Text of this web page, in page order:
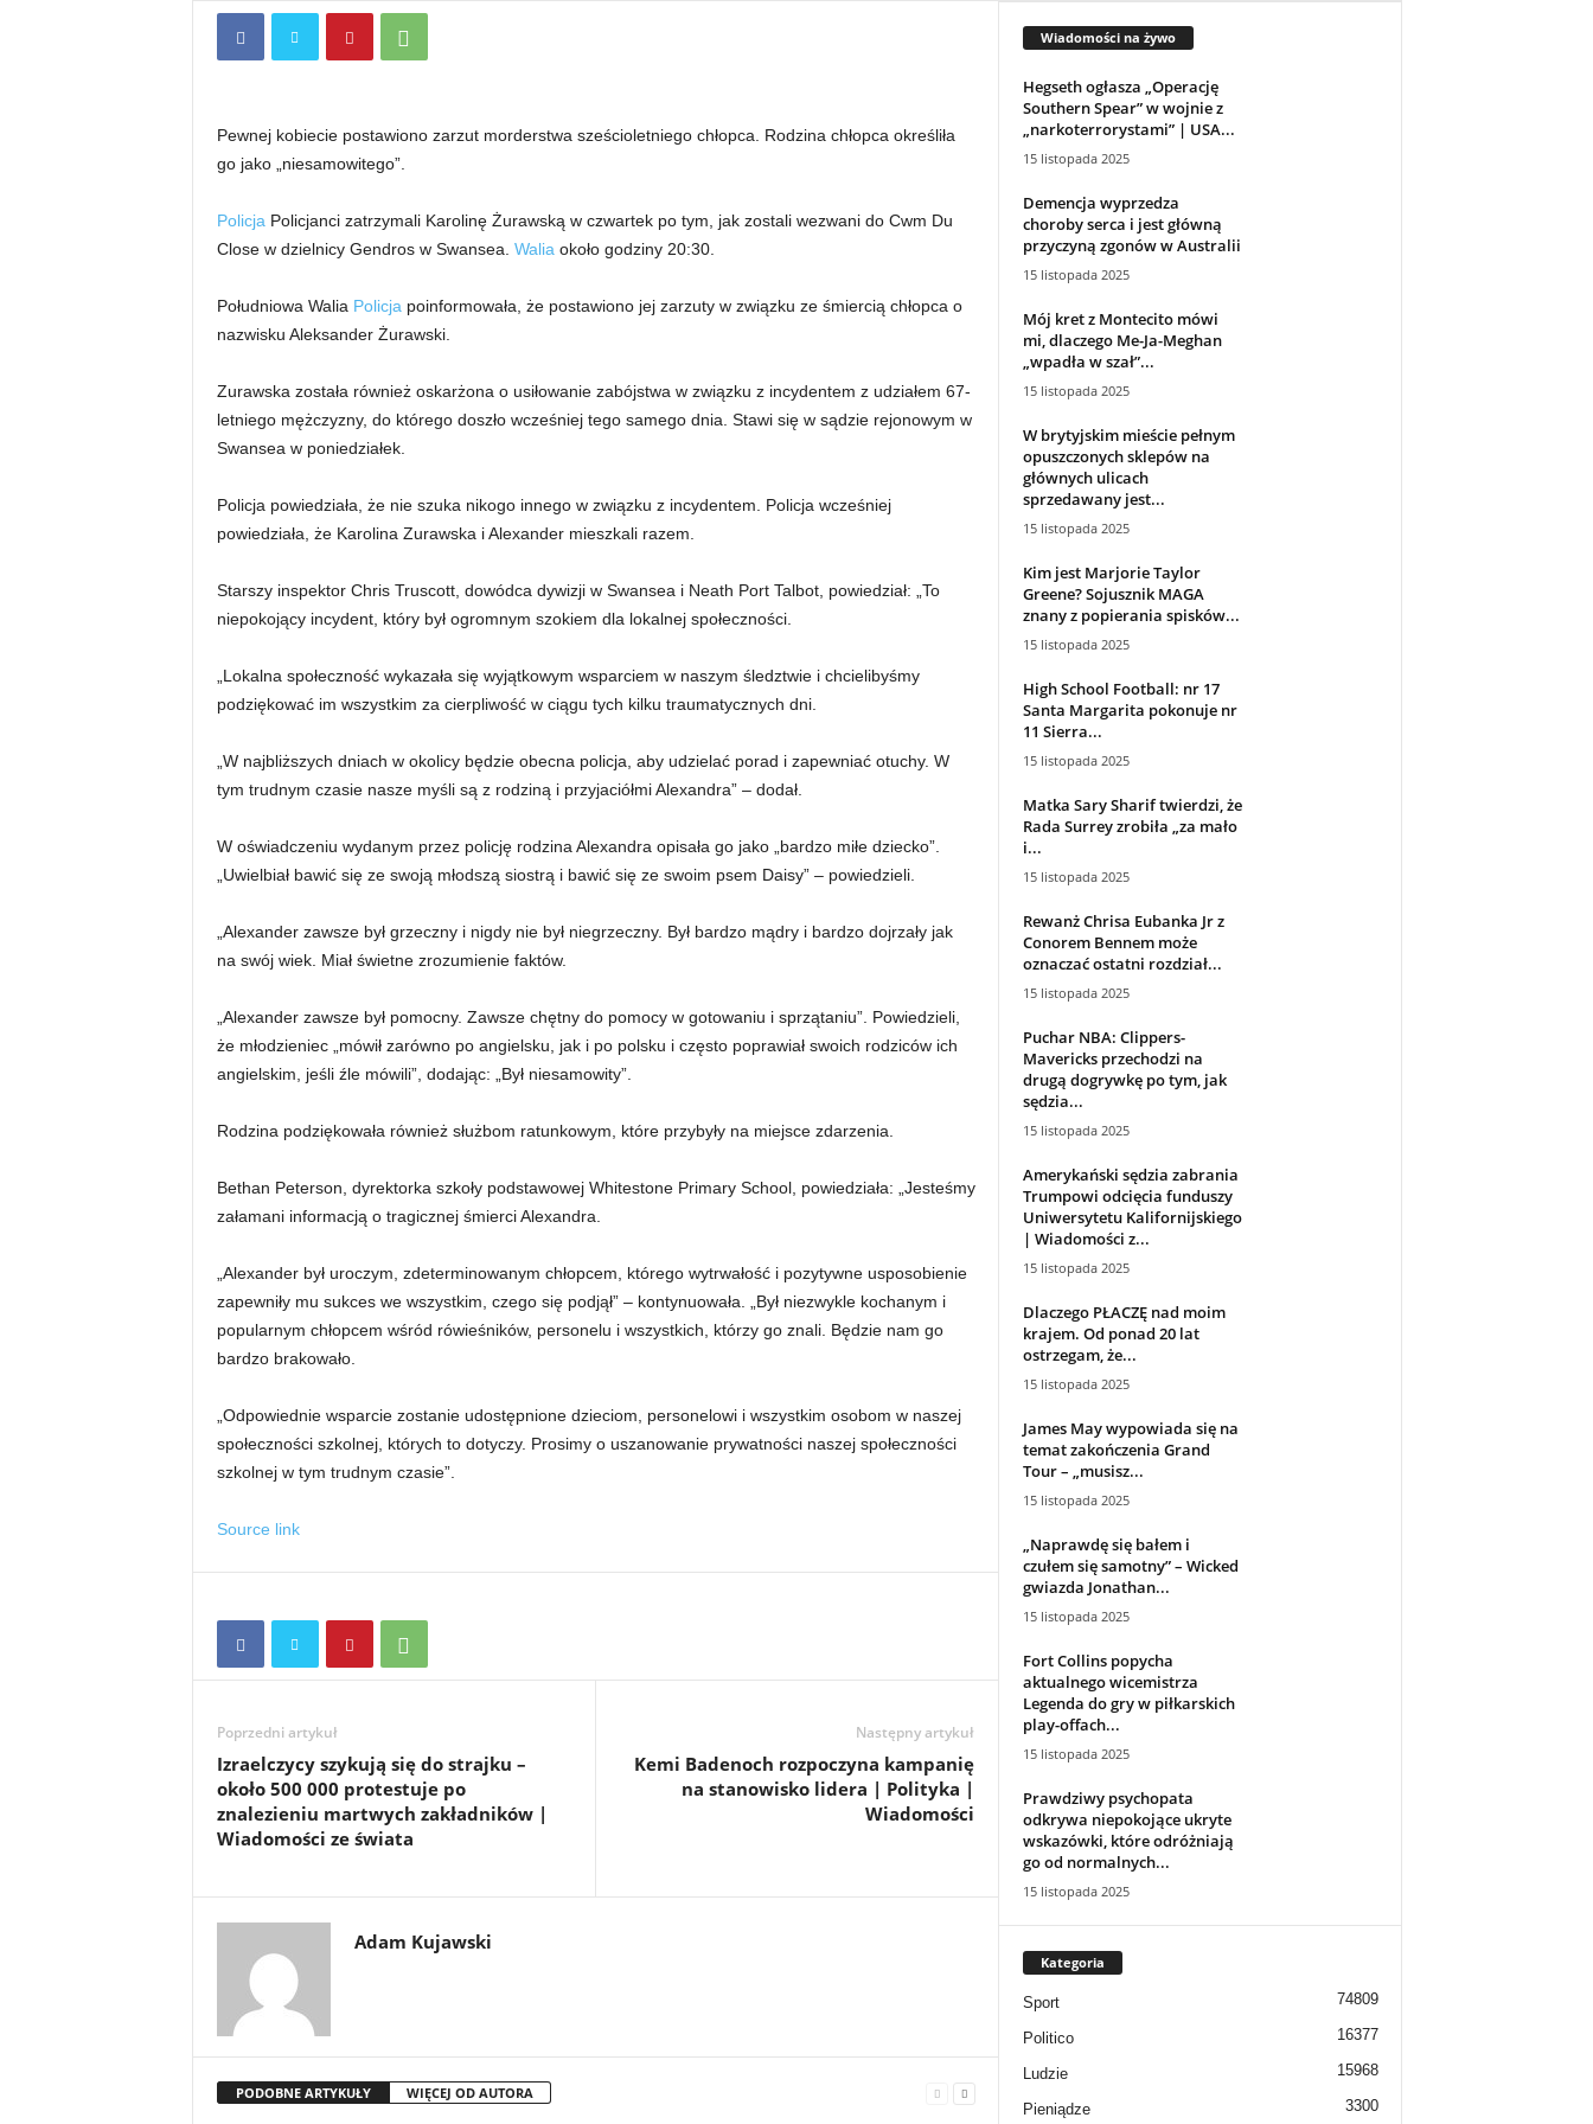
Pewnej kobiecie postawiono zarzut morderstwa sześcioletniego chłopca. Rodzina chłopca określiła
go jako „niesamowitego”.
Policja Policjanci zatrzymali Karolinę Żurawską w czwartek po tym, jak zostali wezwani do Cwm Du
Close w dzielnicy Gendros w Swansea. Walia około godziny 20:30.
Południowa Walia Policja poinformowała, że ​​postawiono jej zarzuty w związku ze śmiercią chłopca o
nazwisku Aleksander Żurawski.
Zurawska została również oskarżona o usiłowanie zabójstwa w związku z incydentem z udziałem 67-
letniego mężczyzny, do którego doszło wcześniej tego samego dnia. Stawi się w sądzie rejonowym w
Swansea w poniedziałek.
Policja powiedziała, że ​​nie szuka nikogo innego w związku z incydentem. Policja wcześniej
powiedziała, że ​​Karolina Zurawska i Alexander mieszkali razem.
Starszy inspektor Chris Truscott, dowódca dywizji w Swansea i Neath Port Talbot, powiedział: „To
niepokojący incydent, który był ogromnym szokiem dla lokalnej społeczności.
„Lokalna społeczność wykazała się wyjątkowym wsparciem w naszym śledztwie i chcielibyśmy
podziękować im wszystkim za cierpliwość w ciągu tych kilku traumatycznych dni.
„W najbliższych dniach w okolicy będzie obecna policja, aby udzielać porad i zapewniać otuchy. W
tym trudnym czasie nasze myśli są z rodziną i przyjaciółmi Alexandra” – dodał.
W oświadczeniu wydanym przez policję rodzina Alexandra opisała go jako „bardzo miłe dziecko”.
„Uwielbiał bawić się ze swoją młodszą siostrą i bawić się ze swoim psem Daisy” – powiedzieli.
„Alexander zawsze był grzeczny i nigdy nie był niegrzeczny. Był bardzo mądry i bardzo dojrzały jak
na swój wiek. Miał świetne zrozumienie faktów.
„Alexander zawsze był pomocny. Zawsze chętny do pomocy w gotowaniu i sprzątaniu”. Powiedzieli,
że młodzieniec „mówił zarówno po angielsku, jak i po polsku i często poprawiał swoich rodziców ich
angielskim, jeśli źle mówili”, dodając: „Był niesamowity”.
Rodzina podziękowała również służbom ratunkowym, które przybyły na miejsce zdarzenia.
Bethan Peterson, dyrektorka szkoły podstawowej Whitestone Primary School, powiedziała: „Jesteśmy
załamani informacją o tragicznej śmierci Alexandra.
„Alexander był uroczym, zdeterminowanym chłopcem, którego wytrwałość i pozytywne usposobienie
zapewniły mu sukces we wszystkim, czego się podjął” – kontynuowała. „Był niezwykle kochanym i
popularnym chłopcem wśród rówieśników, personelu i wszystkich, którzy go znali. Będzie nam go
bardzo brakowało.
„Odpowiednie wsparcie zostanie udostępnione dzieciom, personelowi i wszystkim osobom w naszej
społeczności szkolnej, których to dotyczy. Prosimy o uszanowanie prywatności naszej społeczności
szkolnej w tym trudnym czasie”.
Source link
Poprzedni artykuł
Izraelczycy szykują się do strajku –
około 500 000 protestuje po
znalezieniu martwych zakładników |
Wiadomości ze świata
Następny artykuł
Kemi Badenoch rozpoczyna kampanię
na stanowisko lidera | Polityka |
Wiadomości
Adam Kujawski
PODOBNE ARTYKUŁY WIĘCEJ OD AUTORA
Wiadomości na żywo
Hegseth ogłasza „Operację
Southern Spear” w wojnie z
„narkoterrorystami” | USA...
15 listopada 2025
Demencja wyprzedza
choroby serca i jest główną
przyczyną zgonów w Australii
15 listopada 2025
Mój kret z Montecito mówi
mi, dlaczego Me-Ja-Meghan
„wpadła w szał”...
15 listopada 2025
W brytyjskim mieście pełnym
opuszczonych sklepów na
głównych ulicach
sprzedawany jest...
15 listopada 2025
Kim jest Marjorie Taylor
Greene? Sojusznik MAGA
znany z popierania spisków...
15 listopada 2025
High School Football: nr 17
Santa Margarita pokonuje nr
11 Sierra...
15 listopada 2025
Matka Sary Sharif twierdzi, że
Rada Surrey zrobiła „za mało
i...
15 listopada 2025
Rewanż Chrisa Eubanka Jr z
Conorem Bennem może
oznaczać ostatni rozdział...
15 listopada 2025
Puchar NBA: Clippers-
Mavericks przechodzi na
drugą dogrywkę po tym, jak
sędzia...
15 listopada 2025
Amerykański sędzia zabrania
Trumpowi odcięcia funduszy
Uniwersytetu Kalifornijskiego
| Wiadomości z...
15 listopada 2025
Dlaczego PŁACZĘ nad moim
krajem. Od ponad 20 lat
ostrzegam, że...
15 listopada 2025
James May wypowiada się na
temat zakończenia Grand
Tour – „musisz...
15 listopada 2025
„Naprawdę się bałem i
czułem się samotny” – Wicked
gwiazda Jonathan...
15 listopada 2025
Fort Collins popycha
aktualnego wicemistrza
Legenda do gry w piłkarskich
play-offach...
15 listopada 2025
Prawdziwy psychopata
odkrywa niepokojące ukryte
wskazówki, które odróżniają
go od normalnych...
15 listopada 2025
Kategoria
Sport 74809
Politico 16377
Ludzie 15968
Pieniądze 3300